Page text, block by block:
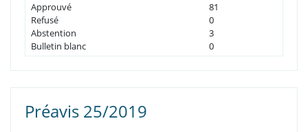
Approuvé
81
Refusé
0
Abstention
3
Bulletin blanc
0
Préavis 25/2019